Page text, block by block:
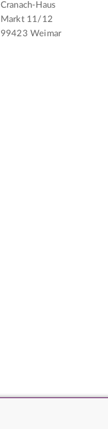
Cranach-Haus
Markt 11/12
99423 Weimar